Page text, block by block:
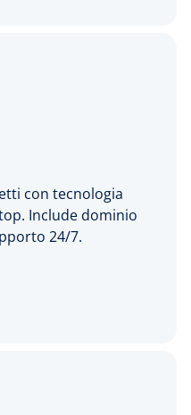
con tecnologia
Include dominio
24/7.